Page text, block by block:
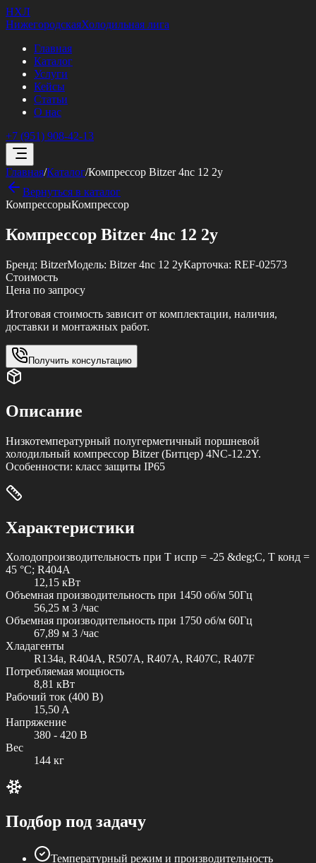
НХЛ
НижегородскаяХолодильная лига
Главная
Каталог
Услуги
Кейсы
Статьи
О нас
+7 (951) 908-42-13
Главная/Каталог/Компрессор Bitzer 4nc 12 2y
Вернуться в каталог
КомпрессорыКомпрессор
Компрессор Bitzer 4nc 12 2y
Бренд: BitzerМодель: Bitzer 4nc 12 2yКарточка: REF-02573
Стоимость
Цена по запросу
Итоговая стоимость зависит от комплектации, наличия,
доставки и монтажных работ.
Получить консультацию
Описание
Низкотемпературный полугерметичный поршневой
холодильный компрессор Bitzer (Битцер) 4NC-12.2Y.
Особенности: класс защиты IP65
Характеристики
Холодопроизводительность при T испр = -25 &deg;C, T конд =
45 °C; R404A
12,15 кВт
Объемная производительность при 1450 об/м 50Гц
56,25 м 3 /час
Объемная производительность при 1750 об/м 60Гц
67,89 м 3 /час
Хладагенты
R134a, R404A, R507A, R407A, R407C, R407F
Потребляемая мощность
8,81 кВт
Рабочий ток (400 В)
15,50 A
Напряжение
380 - 420 В
Вес
144 кг
Подбор под задачу
Температурный режим и производительность